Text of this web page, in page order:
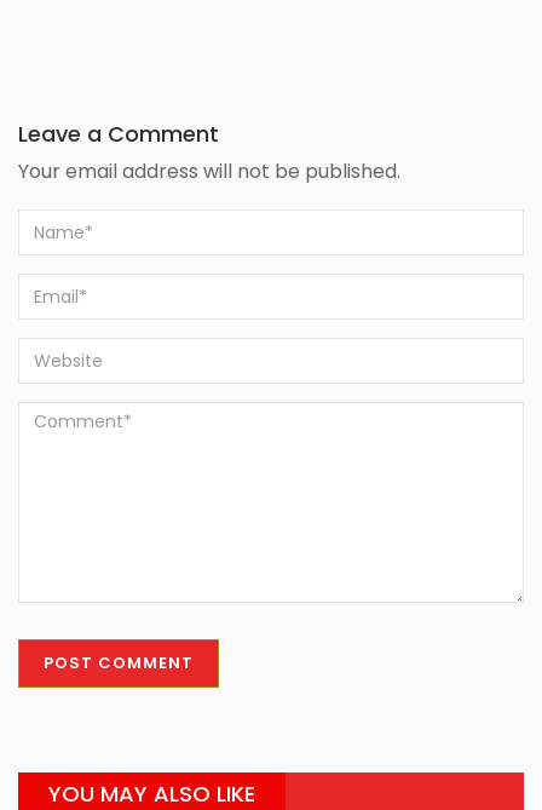
Leave a Comment
Your email address will not be published.
YOU MAY ALSO LIKE